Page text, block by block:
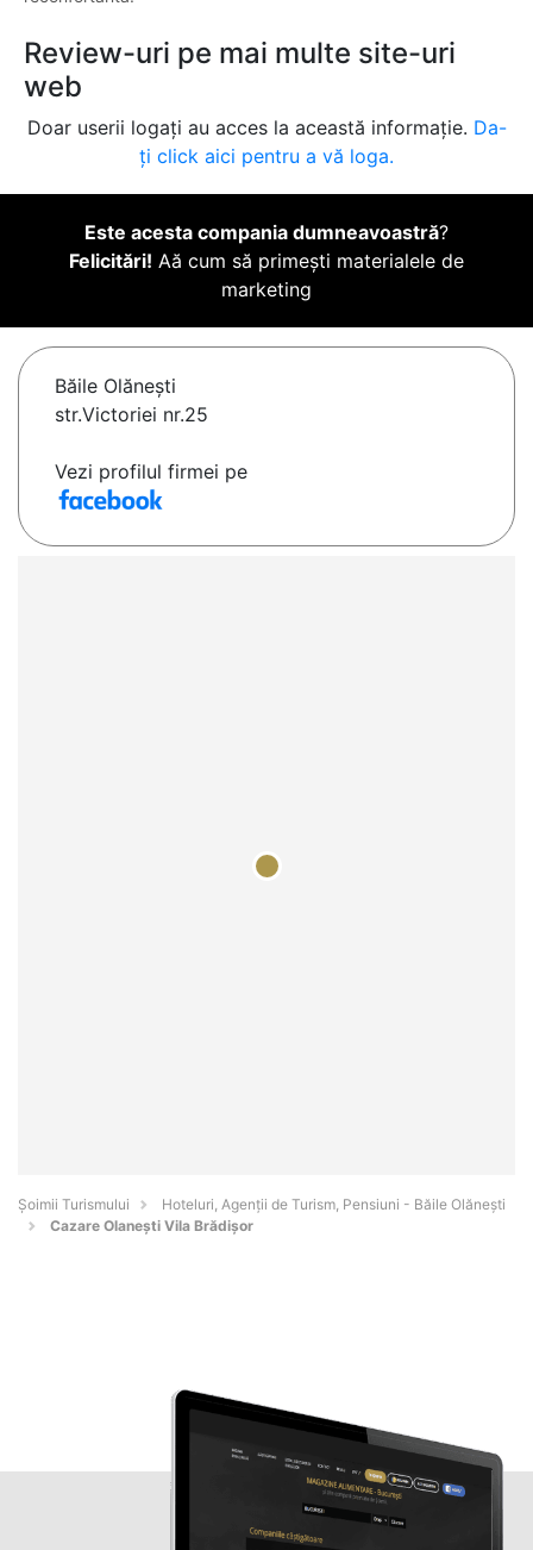
Review-uri pe mai multe site-uri
web
Doar userii logați au acces la această informație. Da-
ți click aici pentru a vă loga.
Este acesta compania dumneavoastră?
Felicitări! Aă cum să primești materialele de
marketing
Băile Olăneşti
str.Victoriei nr.25
Vezi profilul firmei pe
Șoimii Turismului
Hoteluri, Agenții de Turism, Pensiuni - Băile Olăneşti
Cazare Olanești Vila Brădișor